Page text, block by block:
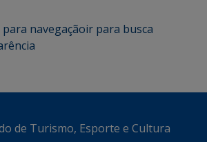
para navegaçãoir para busca
de Turismo, Esporte e Cultura